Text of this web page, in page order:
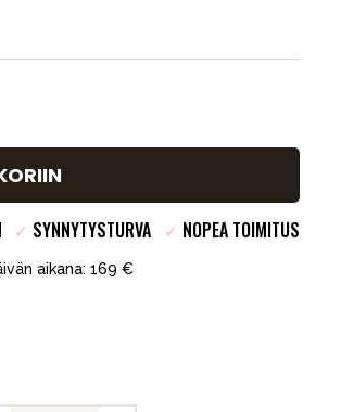
✓ SYNNYTYSTURVA ✓ NOPEA TOIMITUS
aikana: 169 €